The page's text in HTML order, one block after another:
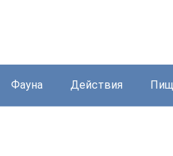
Фауна Действия